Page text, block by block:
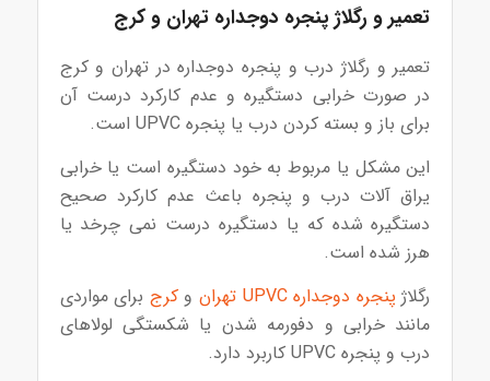
تعمیر و رگلاژ پنجره دوجداره تهران و کرج
تعمیر و رگلاژ درب و پنجره دوجداره در تهران و کرج
در صورت خرابی دستگیره و عدم کارکرد درست آن
برای باز و بسته کردن درب یا پنجره UPVC است.
این مشکل یا مربوط به خود دستگیره است یا خرابی
یراق آلات درب و پنجره باعث عدم کارکرد صحیح
دستگیره شده که یا دستگیره درست نمی چرخد یا
هرز شده است.
رگلاژ پنجره دوجداره UPVC تهران وکرج برای مواردی
مانند خرابی و دفورمه شدن یا شکستگی لولاهای
درب و پنجره UPVC کاربرد دارد.